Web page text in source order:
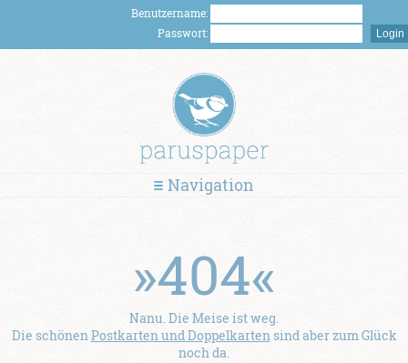
Benutzername:
Passwort:
Navigation
»404«
Nanu. Die Meise ist weg.
Die schönenPostkarten und Doppelkartensind aber zum Glück
noch da.